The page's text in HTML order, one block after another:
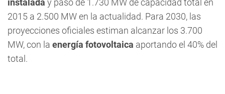
instalada y pasó de 1.730 MW de capacidad total en
2015 a 2.500 MW en la actualidad. Para 2030, las
proyecciones oficiales estiman alcanzar los 3.700
MW, con la energía fotovoltaica aportando el 40% del
total.